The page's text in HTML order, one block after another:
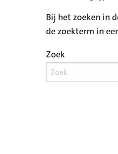
Bij het zoeken in
de zoekterm in
Zoek